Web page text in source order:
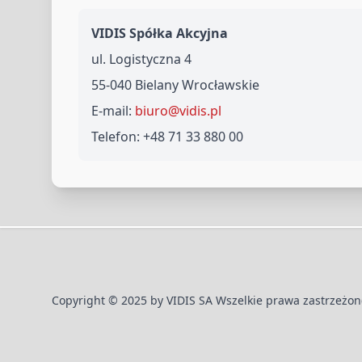
VIDIS Spółka Akcyjna
ul. Logistyczna 4
55-040 Bielany Wrocławskie
E-mail: biuro@vidis.pl
Telefon: +48 71 33 880 00
Copyright © 2025 by VIDIS SA Wszelkie prawa